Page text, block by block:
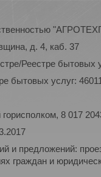
д. 4, каб. 37
Реестре бытовых
бытовых услуг:
8 017
и предложений:
граждан и